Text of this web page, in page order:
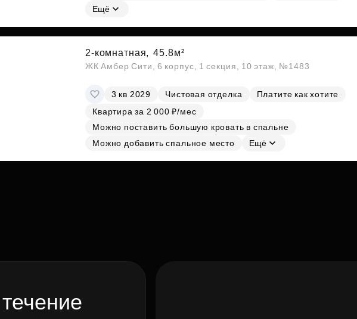
Ещё
2-комнатная, 45.8м²
ЖК Амбер Сити, 6 корпус, 1 секция, 10 этаж, №1483
3 кв 2029 Чистовая отделка
Платите как хотите
Квартира за 2 000 ₽/мес
Можно поставить большую кровать в спальне
Можно добавить спальное место
Ещё